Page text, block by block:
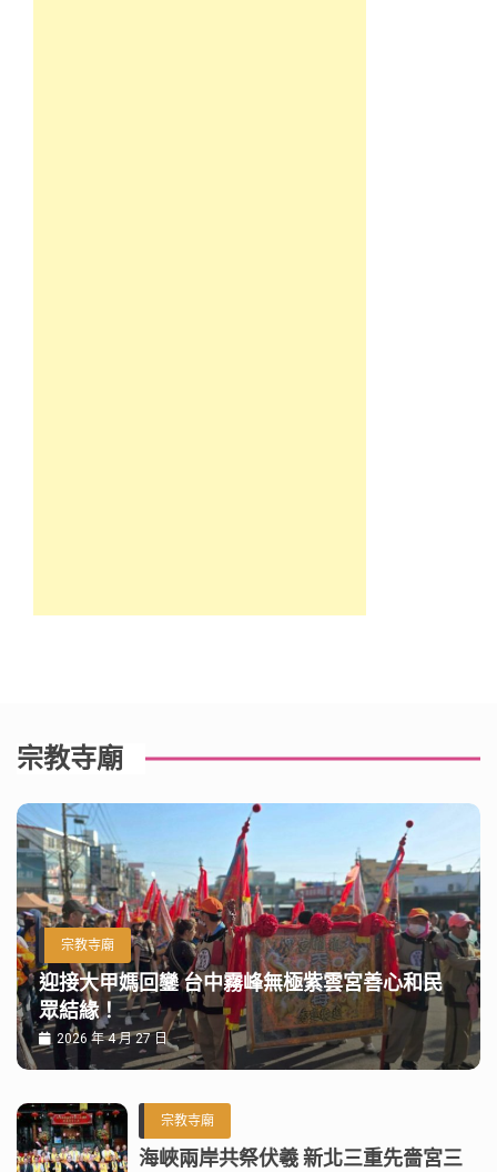
宗教寺廟
宗教寺廟
迎接大甲媽回鑾 台中霧峰無極紫雲宮善心和民
眾結緣！
2026 年 4 月 27 日
宗教寺廟
海峽兩岸共祭伏羲 新北三重先嗇宮三